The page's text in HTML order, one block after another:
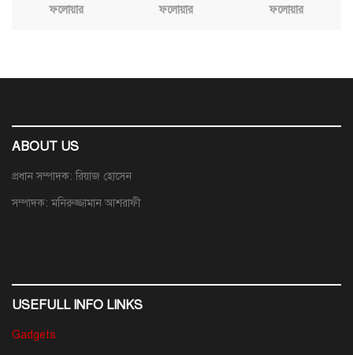
ফলোয়ার ফলোয়ার ফলোয়ার
ABOUT US
প্রধান সম্পাদক: রিয়াজ হোসেন
সম্পাদক: মনিরুজ্জামান আশরাফী
USEFULL INFO LINKS
Gadgets